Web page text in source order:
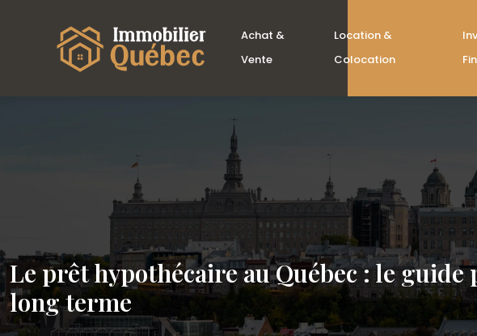
Achat &
Vente
Location &
Colocation
Le prêt hypothécaire au Québec : le
long terme